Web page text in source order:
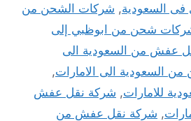
السعودية, شركات الشحن من
شحن من ابوظبي إلى
عفش من السعودية الى
السعودية الى الامارات,
للامارات, شركة نقل عفش
, شركة نقل عفش من